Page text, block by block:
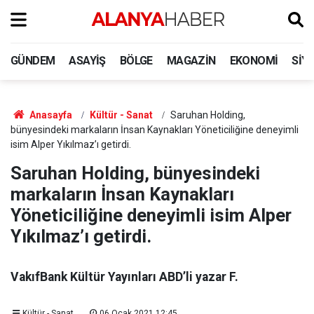
GÜNDEM ASAYIŞ BÖLGE MAGAZIN EKONOMI
Anasayfa Kültür - Sanat
Saruhan Holding,
bünyesindeki markaların İnsan Kaynakları Yöneticiliğine deneyimli
isim Alper Yıkılmaz’ı getirdi.
Saruhan Holding, bünyesindeki
markaların İnsan Kaynakları
Yöneticiliğine deneyimli isim Alper
Yıkılmaz’ı getirdi.
VakıfBank Kültür Yayınları ABD’li yazar F.